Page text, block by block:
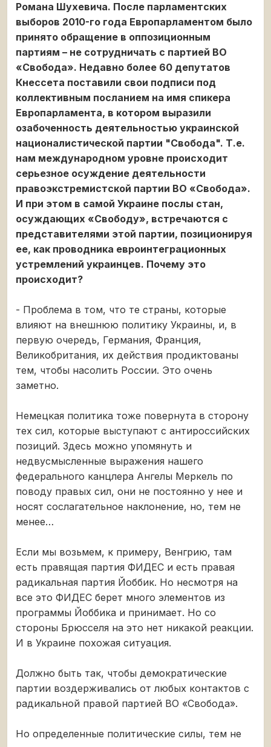
Романа Шухевича. После парламентских
выборов 2010-го года Европарламентом было
принято обращение в оппозиционным
партиям – не сотрудничать с партией ВО
«Свобода». Недавно более 60 депутатов
Кнессета поставили свои подписи под
коллективным посланием на имя спикера
Европарламента, в котором выразили
озабоченность деятельностью украинской
националистической партии "Свобода". Т.е.
нам международном уровне происходит
серьезное осуждение деятельности
правоэкстремистской партии ВО «Свобода».
И при этом в самой Украине послы стан,
осуждающих «Свободу», встречаются с
представителями этой партии, позиционируя
ее, как проводника евроинтеграционных
устремлений украинцев. Почему это
происходит?
- Проблема в том, что те страны, которые
влияют на внешнюю политику Украины, и, в
первую очередь, Германия, Франция,
Великобритания, их действия продиктованы
тем, чтобы насолить России. Это очень
заметно.
Немецкая политика тоже повернута в сторону
тех сил, которые выступают с антироссийских
позиций. Здесь можно упомянуть и
недвусмысленные выражения нашего
федерального канцлера Ангелы Меркель по
поводу правых сил, они не постоянно у нее и
носят сослагательное наклонение, но, тем не
менее…
Если мы возьмем, к примеру, Венгрию, там
есть правящая партия ФИДЕС и есть правая
радикальная партия Йоббик. Но несмотря на
все это ФИДЕС берет много элементов из
программы Йоббика и принимает. Но со
стороны Брюсселя на это нет никакой реакции.
И в Украине похожая ситуация.
Должно быть так, чтобы демократические
партии воздерживались от любых контактов с
радикальной правой партией ВО «Свобода».
Но определенные политические силы, тем не